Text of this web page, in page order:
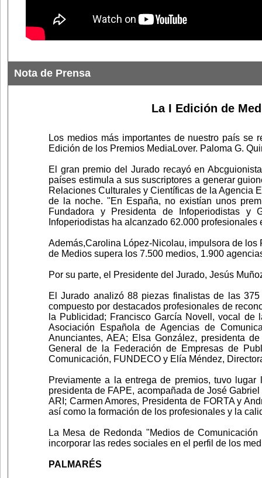
Nota de Prensa
La I Edición de
Los medios más importantes de nuestro país
Edición de los Premios MediaLover. Paloma G.
El gran premio del Jurado recayó en
países estimula a sus suscriptores a generar
Relaciones Culturales y Científicas de la Agencia
de la noche. "En España, no existían unos
Fundadora y Presidenta de Infoperiodistas y
Infoperiodistas ha alcanzado 62.000 profesionales
Además,Carolina López-Nicolau, impulsora de los
de Medios supera los 7.500 medios, 1.900
Por su parte, el Presidente del Jurado, Jesús
El Jurado analizó 88 piezas finalistas de las
compuesto por destacados profesionales de
la Publicidad; Francisco García Novell, vocal
Asociación Española de Agencias de
Anunciantes, AEA; Elsa González, presidenta
General de la Federación de Empresas de
Comunicación, FUNDECO y Elía Méndez,
Previamente a la entrega de premios, tuvo
presidenta de FAPE, acompañada de José
ARI; Carmen Amores, Presidenta de FORTA y
así como la formación de los profesionales y la
La Mesa de Redonda "Medios de
incorporar las redes sociales en el perfil de los
PALMARÉS